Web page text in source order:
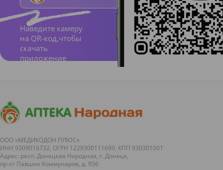
Наведите камеру
на QR-код,чтобы
скачать
приложение
ООО «МЕДИКОДОН ПЛЮС»
ИНН 9309016732, ОГРН 1229300111699, КПП 930301001
Адрес: респ. Донецкая Народная, г. Донецк,
пр-кт Павших Коммунаров, д. 95б